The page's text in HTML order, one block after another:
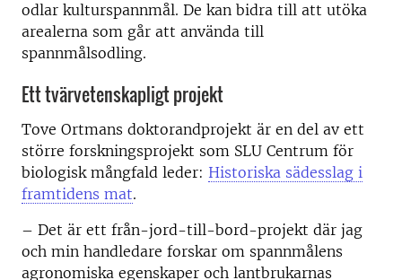
odlar kulturspannmål. De kan bidra till att utöka
arealerna som går att använda till
spannmålsodling.
Ett tvärvetenskapligt projekt
Tove Ortmans doktorandprojekt är en del av ett
större forskningsprojekt som SLU Centrum för
biologisk mångfald leder: Historiska sädesslag i
framtidens mat.
– Det är ett från-jord-till-bord-projekt där jag
och min handledare forskar om spannmålens
agronomiska egenskaper och lantbrukarnas